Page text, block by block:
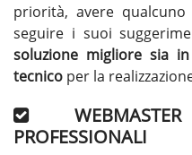
priorità, avere
seguire i suoi
soluzione migliore sia
tecnico per la
PROFESSIONALI